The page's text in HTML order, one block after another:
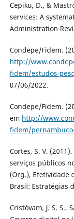
Cepiku, D., &
services: A
Administration
Condepe/Fidem.
http://
fidem/estudos-
07/06/2022.
Condepe/Fidem.
em http://
fidem/
Cortes, S. V.
serviços públicos
(Org.), Efetividade
Brasil: Estratégias
Cristóvam, J. S. S.,